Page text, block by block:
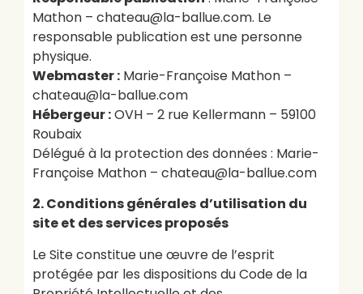
Mathon – chateau@la-ballue.com. Le
responsable publication est une personne
physique.
Webmaster : Marie-Françoise Mathon –
chateau@la-ballue.com
Hébergeur :OVH – 2 rue Kellermann – 59100
Roubaix
Délégué à la protection des données : Marie-
Françoise Mathon – chateau@la-ballue.com
2. Conditions générales d’utilisation du
site et des services proposés
Le Site constitue une œuvre de l’esprit
protégée par les dispositions du Code de la